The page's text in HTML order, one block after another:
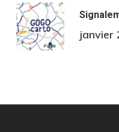
janvier